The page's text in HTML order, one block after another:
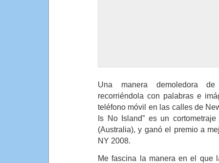
Una manera demoledora
recorriéndola con palabras e
teléfono móvil en las calles de
Is No Island” es un
(Australia), y ganó el premio a
NY 2008.
Me fascina la manera en el que